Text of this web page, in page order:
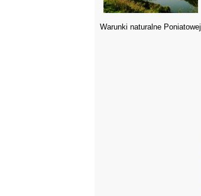
Warunki naturalne Poniatowej